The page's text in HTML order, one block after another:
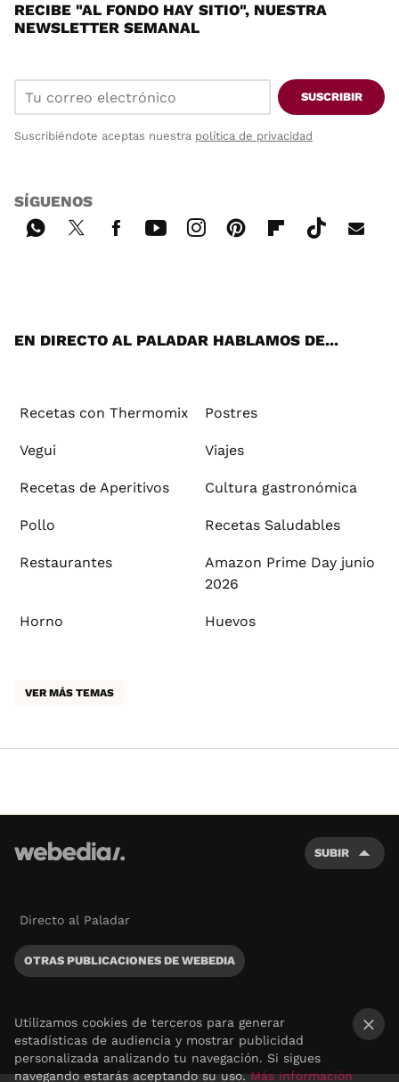
RECIBE "AL FONDO HAY SITIO", NUESTRA
NEWSLETTER SEMANAL
SUSCRIBIR
Suscribiéndote aceptas nuestra política de privacidad
SÍGUENOS
EN DIRECTO AL PALADAR HABLAMOS DE...
Recetas con Thermomix Postres
Vegui Viajes
Recetas de Aperitivos Cultura gastronómica
Pollo Recetas Saludables
Restaurantes
Amazon Prime Day junio
2026
Horno Huevos
VER MÁS TEMAS
SUBIR
Directo al Paladar
OTRAS PUBLICACIONES DE WEBEDIA
Utilizamos cookies de terceros para generar
estadísticas de audiencia y mostrar publicidad
personalizada analizando tu navegación. Si sigues
navegando estarás aceptando su uso.Más información